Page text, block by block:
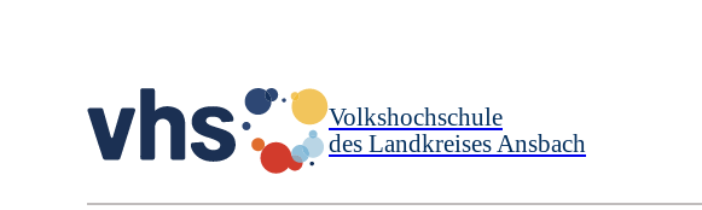
Volkshochschule
des Landkreises Ansbach